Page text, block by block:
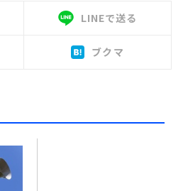
LINEで送る
ブクマ